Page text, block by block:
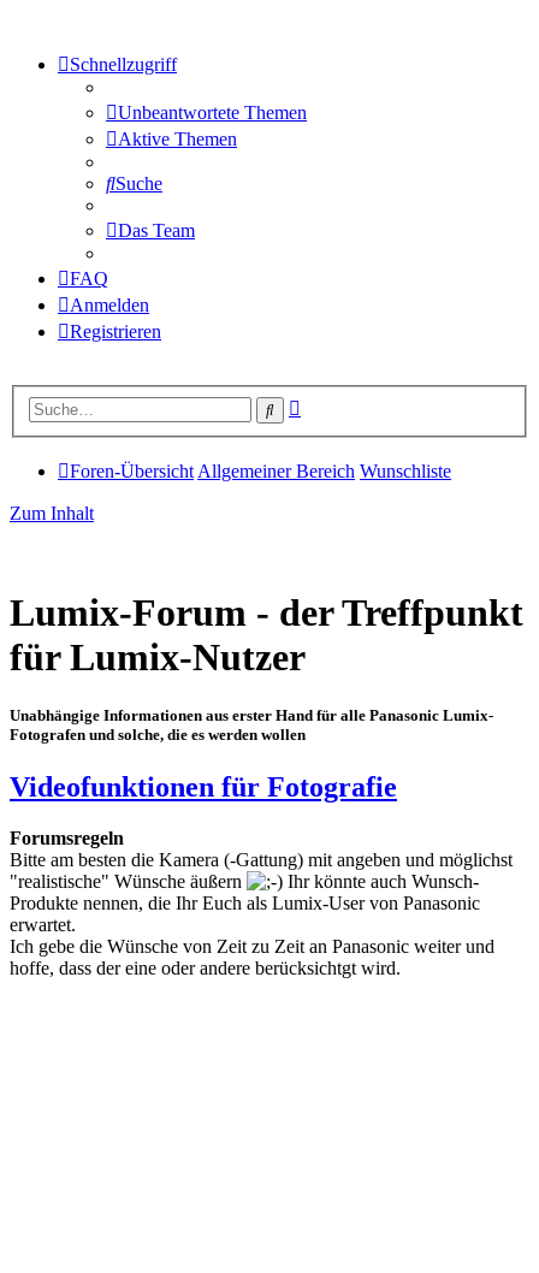
Schnellzugriff
Unbeantwortete Themen
Aktive Themen
Suche
Das Team
FAQ
Anmelden
Registrieren
Suche
Foren-Übersicht Allgemeiner Bereich Wunschliste
Zum Inhalt
Lumix-Forum - der Treffpunkt
für Lumix-Nutzer
Unabhängige Informationen aus erster Hand für alle Panasonic Lumix-
Fotografen und solche, die es werden wollen
Videofunktionen für Fotografie
Forumsregeln
Bitte am besten die Kamera (-Gattung) mit angeben und möglichst
"realistische" Wünsche äußern
Ihr könnte auch Wunsch-
Produkte nennen, die Ihr Euch als Lumix-User von Panasonic
erwartet.
Ich gebe die Wünsche von Zeit zu Zeit an Panasonic weiter und
hoffe, dass der eine oder andere berücksichtgt wird.